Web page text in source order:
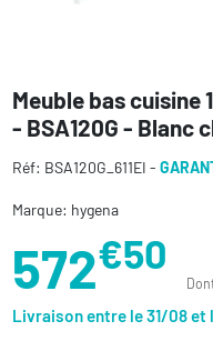
Meuble bas cuisine
- BSA120G - Blanc
Réf: BSA120G_611EI -
Marque: hygena
572€50
Livraison entre le 31/08 et